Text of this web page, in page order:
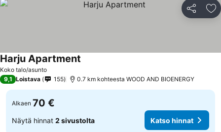
Jaa
Koko talo/asunto
Harju Apartment
9,1 Loistava 155 0.7 km kohteesta WOOD AND BIOENERGY
Alkaen 70 €
Näytä hinnat 2 sivustolta Katso hinnat